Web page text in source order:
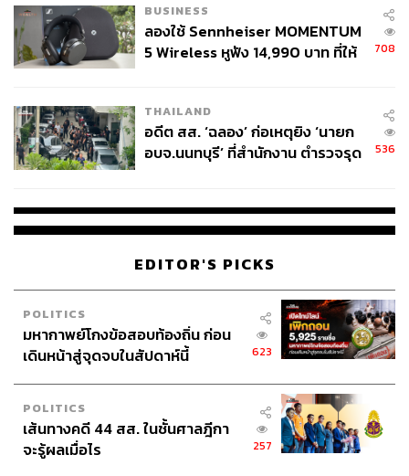
BUSINESS
ลองใช้ Sennheiser MOMENTUM
5 Wireless หูฟัง 14,990 บาท ที่ให้
708
THAILAND
อดีต สส. ‘ฉลอง’ ก่อเหตุยิง ‘นายก
อบจ.นนทบุรี’ ที่สำนักงาน ตำรวจรุด
536
EDITOR'S PICKS
POLITICS
มหากาพย์โกงข้อสอบท้องถิ่น ก่อน
เดินหน้าสู่จุดจบในสัปดาห์นี้
623
POLITICS
เส้นทางคดี 44 สส. ในชั้นศาลฎีกา
จะรู้ผลเมื่อไร
257